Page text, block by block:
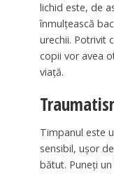
lichid este, de
înmulțească
urechii. Potrivit
copii vor avea
viață.
Timpanul este
sensibil, ușor
bătut. Puneți